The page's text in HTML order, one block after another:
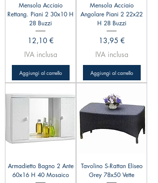
Mensola Acciaio
Rettang. Piani 2 30x10 H
28 Buzzi
Prezzo
12,10 €
IVA inclusa
Aggiungi al carrello
Mensola Acciaio
Angolare Piani 2 22x22
H 28 Buzzi
Prezzo
13,95 €
IVA inclusa
Aggiungi al carrello
Armadietto Bagno 2 Ante
60x16 H 40 Mosaico
Tavolino S-Rattan Eliseo
Grey 78x50 Vette